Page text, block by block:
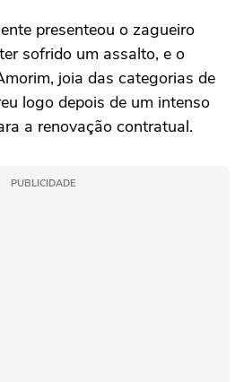
presenteou o zagueiro
sofrido um assalto, e o
joia das categorias de
logo depois de um intenso
a renovação contratual.
PUBLICIDADE